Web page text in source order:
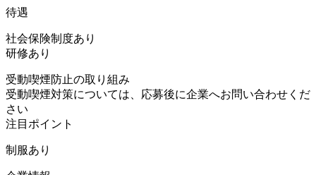
待遇
社会保険制度あり
研修あり
受動喫煙防止の取り組み
受動喫煙対策については、応募後に企業へお問い合わせくだ
さい
注目ポイント
制服あり